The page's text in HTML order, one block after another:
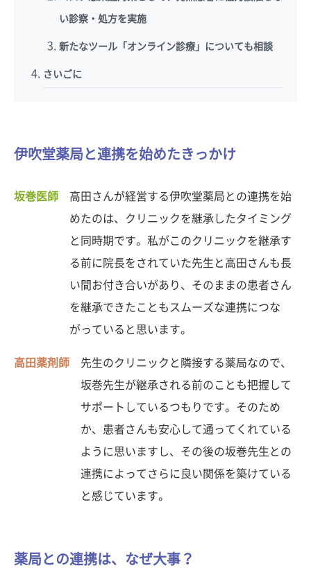
い診察・処方を実施
新たなツール「オンライン診療」についても相談
さいごに
伊吹堂薬局と連携を始めたきっかけ
坂巻医師
高田さんが経営する伊吹堂薬局との連携を始
めたのは、クリニックを継承したタイミング
と同時期です。私がこのクリニックを継承す
る前に院長をされていた先生と高田さんも長
い間お付き合いがあり、そのままの患者さん
を継承できたこともスムーズな連携につな
がっていると思います。
高田薬剤師
先生のクリニックと隣接する薬局なので、
坂巻先生が継承される前のことも把握して
サポートしているつもりです。そのため
か、患者さんも安心して通ってくれている
ように思いますし、その後の坂巻先生との
連携によってさらに良い関係を築けている
と感じています。
薬局との連携は、なぜ大事？